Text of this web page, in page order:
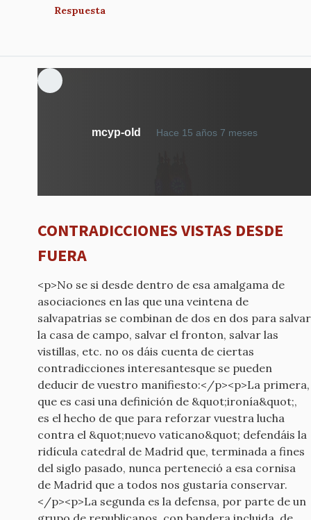
Respuesta
mcyp-old Hace 15 años 7 meses
CONTRADICCIONES VISTAS DESDE
FUERA
<p>No se si desde dentro de esa amalgama de
asociaciones en las que una veintena de
salvapatrias se combinan de dos en dos para salvar
la casa de campo, salvar el fronton, salvar las
vistillas, etc. no os dáis cuenta de ciertas
contradicciones interesantesque se pueden
deducir de vuestro manifiesto:</p><p>La primera,
que es casi una definición de &quot;ironía&quot;,
es el hecho de que para reforzar vuestra lucha
contra el &quot;nuevo vaticano&quot; defendáis la
ridícula catedral de Madrid que, terminada a fines
del siglo pasado, nunca perteneció a esa cornisa
de Madrid que a todos nos gustaría conservar.
</p><p>La segunda es la defensa, por parte de un